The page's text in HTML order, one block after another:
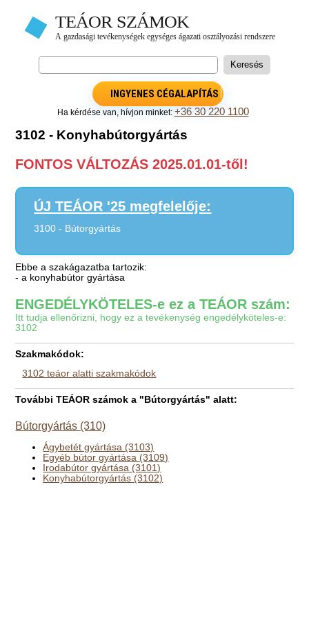
INGYENES CÉGALAPÍTÁS
Ha kérdése van, hívjon minket: +36 30 220 1100
3102 - Konyhabútorgyártás
FONTOS VÁLTOZÁS 2025.01.01-től!
ÚJ TEÁOR '25 megfelelője:
3100 - Bútorgyártás
Ebbe a szakágazatba tartozik:
- a konyhabútor gyártása
ENGEDÉLYKÖTELES-e ez a TEÁOR szám:
Itt tudja ellenőrizni, hogy ez a tevékenység engedélyköteles-e:
3102
Szakmakódok:
3102 teáor alatti szakmakódok
További TEÁOR számok a "Bútorgyártás" alatt:
Bútorgyártás (310)
Ágybetét gyártása (3103)
Egyéb bútor gyártása (3109)
Irodabútor gyártása (3101)
Konyhabútorgyártás (3102)